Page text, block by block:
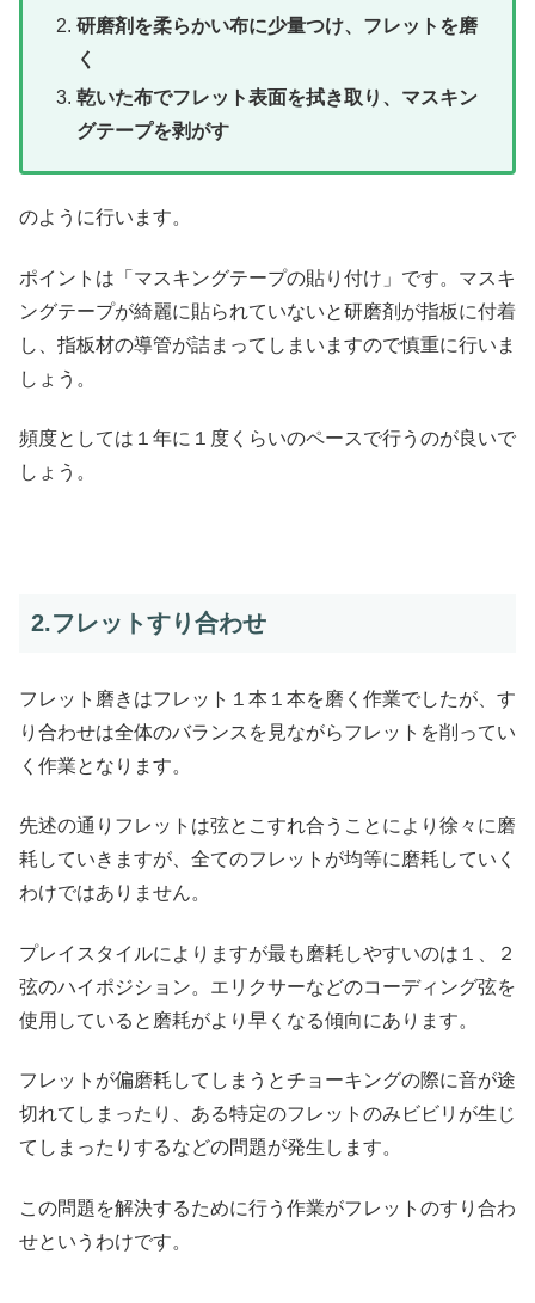
研磨剤を柔らかい布に少量つけ、フレットを磨
く
乾いた布でフレット表面を拭き取り、マスキン
グテープを剥がす
のように行います。
ポイントは「マスキングテープの貼り付け」です。マスキ
ングテープが綺麗に貼られていないと研磨剤が指板に付着
し、指板材の導管が詰まってしまいますので慎重に行いま
しょう。
頻度としては１年に１度くらいのペースで行うのが良いで
しょう。
2.フレットすり合わせ
フレット磨きはフレット１本１本を磨く作業でしたが、す
り合わせは全体のバランスを見ながらフレットを削ってい
く作業となります。
先述の通りフレットは弦とこすれ合うことにより徐々に磨
耗していきますが、全てのフレットが均等に磨耗していく
わけではありません。
プレイスタイルによりますが最も磨耗しやすいのは１、２
弦のハイポジション。エリクサーなどのコーディング弦を
使用していると磨耗がより早くなる傾向にあります。
フレットが偏磨耗してしまうとチョーキングの際に音が途
切れてしまったり、ある特定のフレットのみビビリが生じ
てしまったりするなどの問題が発生します。
この問題を解決するために行う作業がフレットのすり合わ
せというわけです。